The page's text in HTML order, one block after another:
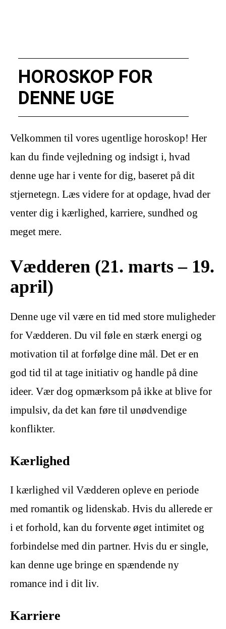
HOROSKOP FOR
DENNE UGE
Velkommen til vores ugentlige horoskop! Her
kan du finde vejledning og indsigt i, hvad
denne uge har i vente for dig, baseret på dit
stjernetegn. Læs videre for at opdage, hvad der
venter dig i kærlighed, karriere, sundhed og
meget mere.
Vædderen (21. marts – 19.
april)
Denne uge vil være en tid med store muligheder
for Vædderen. Du vil føle en stærk energi og
motivation til at forfølge dine mål. Det er en
god tid til at tage initiativ og handle på dine
ideer. Vær dog opmærksom på ikke at blive for
impulsiv, da det kan føre til unødvendige
konflikter.
Kærlighed
I kærlighed vil Vædderen opleve en periode
med romantik og lidenskab. Hvis du allerede er
i et forhold, kan du forvente øget intimitet og
forbindelse med din partner. Hvis du er single,
kan denne uge bringe en spændende ny
romance ind i dit liv.
Karriere